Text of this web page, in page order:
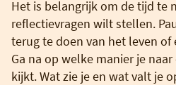
Het is belangrijk om de tijd te
reflectievragen wilt stellen.
terug te doen van het leven
Ga na op welke manier je
kijkt. Wat zie je en wat valt je